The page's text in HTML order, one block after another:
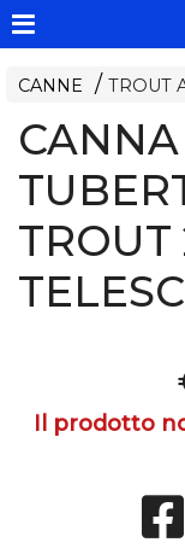
CANNE TROUT
TROUT
Il prodotto